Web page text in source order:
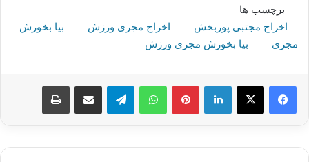
برچسب ها
اخراج مجتبی پوربخش
اخراج مجری ورزش
بیا بخورش
مجری
بیا بخورش مجری ورزش
لینکدین پینترستواتس آپ تلگرام اشتراک گذاری از طریق ایمیل چاپ